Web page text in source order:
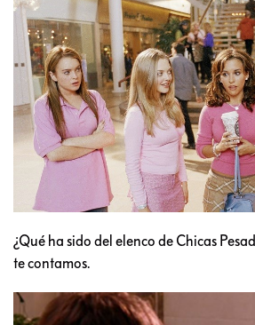
¿Qué ha sido del elenco de Chicas
te contamos.